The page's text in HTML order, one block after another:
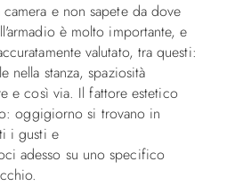
e non sapete da dove
è molto importante, e
valutato, tra questi:
nella stanza, spaziosità
e così via. Il fattore estetico
oggigiorno si trovano in
i gusti e
adesso su uno specifico